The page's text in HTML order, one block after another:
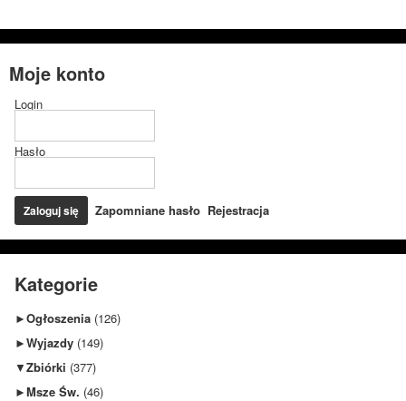
Moje konto
Login
Hasło
Zapomniane hasło Rejestracja
Kategorie
►Ogłoszenia (126)
►Wyjazdy (149)
▼Zbiórki (377)
►Msze Św. (46)